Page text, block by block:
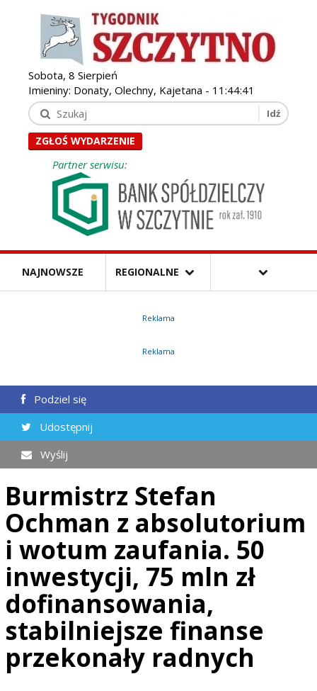
Sobota, 8 Sierpień
Imieniny: Donaty, Olechny, Kajetana - 11:44:43
ZGŁOŚ WYDARZENIE
Partner serwisu:
NAJNOWSZE REGIONALNE
Reklama
Reklama
Podziel się
Udostępnij
Wyślij
Burmistrz Stefan
Ochman z absolutorium
i wotum zaufania. 50
inwestycji, 75 mln zł
dofinansowania,
stabilniejsze finanse
przekonały radnych